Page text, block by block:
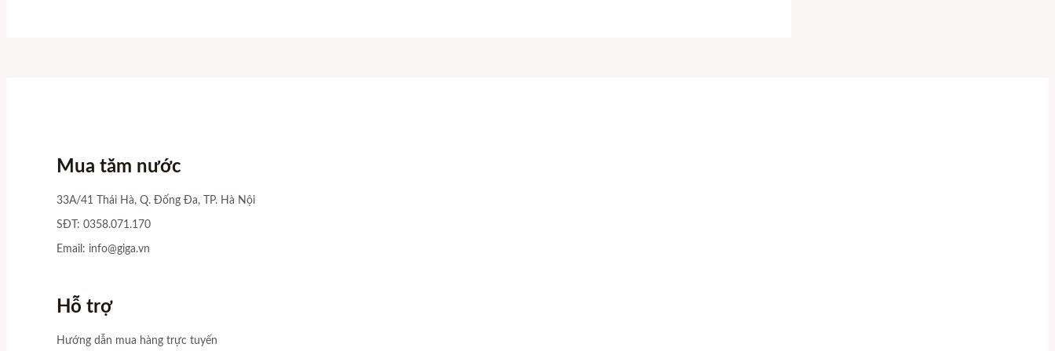
Mua tăm nước
33A/41 Thái Hà, Q. Đống Đa, TP. Hà Nội
SĐT: 0358.071.170
Email: info@giga.vn
Hỗ trợ
Hướng dẫn mua hàng trực tuyến